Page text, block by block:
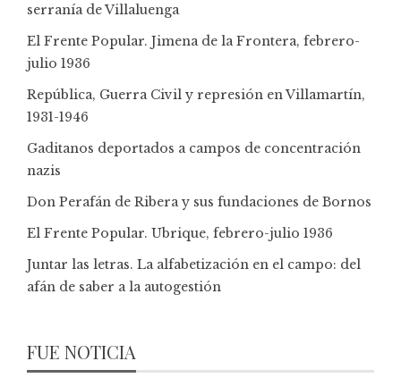
serranía de Villaluenga
El Frente Popular. Jimena de la Frontera, febrero-
julio 1936
República, Guerra Civil y represión en Villamartín,
1931-1946
Gaditanos deportados a campos de concentración
nazis
Don Perafán de Ribera y sus fundaciones de Bornos
El Frente Popular. Ubrique, febrero-julio 1936
Juntar las letras. La alfabetización en el campo: del
afán de saber a la autogestión
FUE NOTICIA